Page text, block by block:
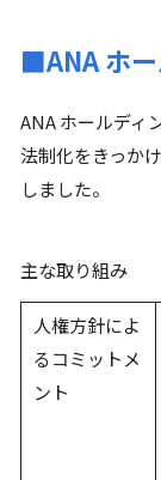
■ANA ホ
ANA ホールディ
法制化をきっか
しました。
主な取り組み
人権方針によ
るコミットメ
ント